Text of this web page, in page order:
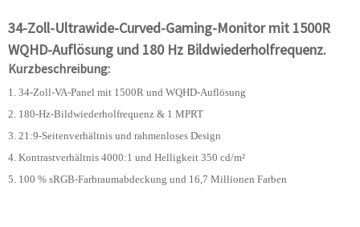
34-Zoll-Ultrawide-Curved-Gaming-Monitor mit 1500R
WQHD-Auflösung und 180 Hz Bildwiederholfrequenz.
Kurzbeschreibung:
1. 34-Zoll-VA-Panel mit 1500R und WQHD-Auflösung
2. 180-Hz-Bildwiederholfrequenz & 1 MPRT
3. 21:9-Seitenverhältnis und rahmenloses Design
4. Kontrastverhältnis 4000:1 und Helligkeit 350 cd/m²
5. 100 % sRGB-Farbraumabdeckung und 16,7 Millionen Farben